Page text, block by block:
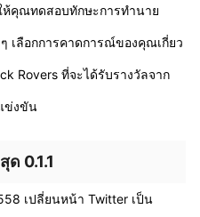
ห้คุณทดสอบทักษะการทำนาย
เลือกการคาดการณ์ของคุณเกี่ยว
Rovers ที่จะได้รับรางวัลจาก
ข่งขัน
0.1.1
เปลี่ยนหน้า Twitter เป็น